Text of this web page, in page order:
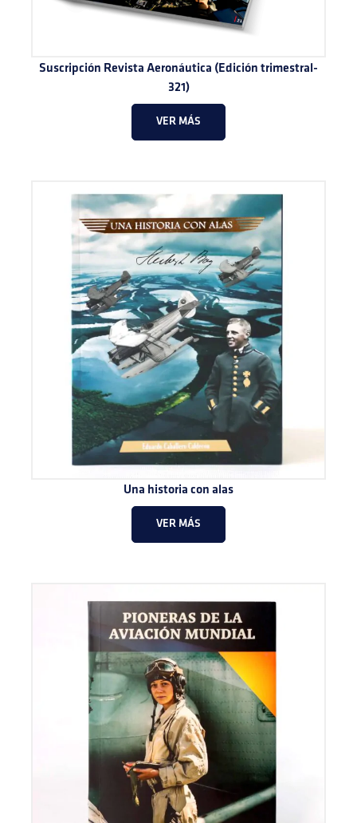
Suscripción Revista Aeronáutica (Edición trimestral-
321)
VER MÁS
Una historia con alas
VER MÁS